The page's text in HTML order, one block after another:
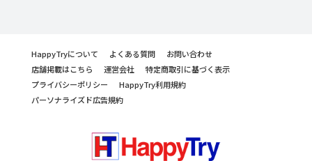
HappyTryについて よくある質問
お問い合わせ
店舗掲載はこちら
運営会社
特定商取引に基づく表示
プライバシーポリシー
HappyTry利用規約
パーソナライズド広告規約